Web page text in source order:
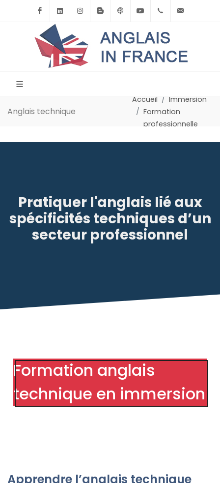
FacebookLinkedinInstagramBlogSpotPodcastYoutube
Anglais technique
Accueil
Immersion
Formation
professionnelle
Pratiquer l'anglais lié aux
spécificités techniques d’un
secteur professionnel
Formation anglais
technique en immersion
Apprendre l’anglais technique